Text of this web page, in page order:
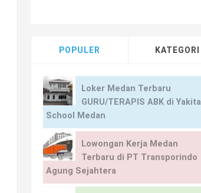
POPULER KATEGORI
Loker Medan Terbaru
GURU/TERAPIS ABK di Yakita
School Medan
Lowongan Kerja Medan
Terbaru di PT Transporindo
Agung Sejahtera